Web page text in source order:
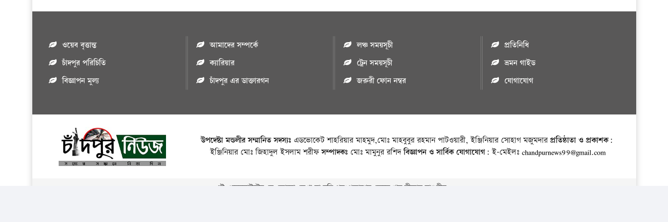
ওয়েব বৃত্তান্ত
চাঁদপুর পরিচিতি
বিজ্ঞাপন মুল্য
আমাদের সম্পর্কে
ক্যারিয়ার
চাঁদপুর এর ডাক্তারগন
লঞ্চ সময়সূচী
ট্রেন সময়সূচী
জরুরী ফোন নম্বর
প্রতিনিধি
ভ্রমন গাইড
যোগাযোগ
উপদেষ্টা মন্ডলীর সম্মানিত সদস্যঃ এডভোকেট শাহরিয়ার মাহমুদ,মোঃ মাহবুবুর রহমান পাটওয়ারী, ইঞ্জিনিয়ার সোহাগ মজুমদারপ্রতিষ্ঠাতা ও প্রকাশক:
ইঞ্জিনিয়ার মোঃ জিহাদুল ইসলাম শরীফসম্পাদকঃ মোঃ মামুনুর রশিদবিজ্ঞাপন ও সার্বিক যোগাযোগ: ই-মেইলঃ chandpurnews99@gmail.com
এই ওয়েবসাইটের যে কোনো লেখা বা ছবি পুনঃপ্রকাশের ক্ষেত্রে ঋন স্বীকার বাঞ্চনীয় ।